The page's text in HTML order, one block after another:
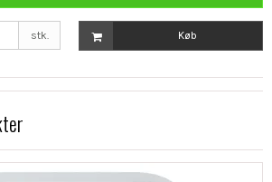
stk. Køb